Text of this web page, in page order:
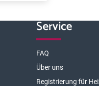
Service
FAQ
Über uns
Registrierung für